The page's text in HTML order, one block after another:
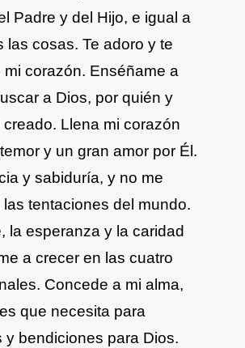
Padre y del Hijo, e igual a
las cosas. Te adoro y te
corazón. Enséñame a
a Dios, por quién y
Llena mi corazón
y un gran amor por Él.
y sabiduría, y no me
tentaciones del mundo.
la esperanza y la caridad
a crecer en las cuatro
Concede a mi alma,
que necesita para
y bendiciones para Dios.